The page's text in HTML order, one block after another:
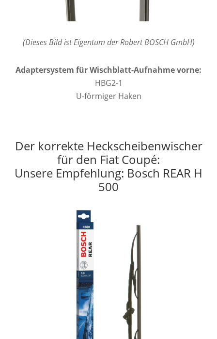
(Dieses Bild ist Eigentum der Robert BOSCH GmbH)
Adaptersystem für Wischblatt-Aufnahme vorne:
HBG2-1
U-förmiger Haken
Der korrekte Heckscheibenwischer
für den Fiat Coupé:
Unsere Empfehlung: Bosch REAR H
500